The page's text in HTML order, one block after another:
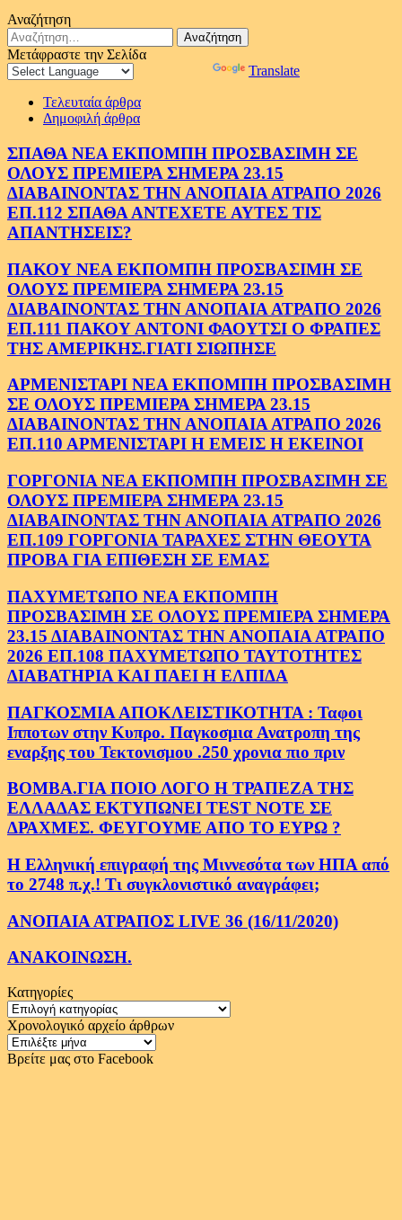
Αναζήτηση
Αναζήτηση
για:
Μετάφραστε την Σελίδα
Translate
Τελευταία άρθρα
Δημοφιλή άρθρα
ΣΠΑΘΑ ΝΕΑ ΕΚΠΟΜΠΗ ΠΡΟΣΒΑΣΙΜΗ ΣΕ
ΟΛΟΥΣ ΠΡΕΜΙΕΡΑ ΣΗΜΕΡΑ 23.15
ΔΙΑΒΑΙΝΟΝΤΑΣ ΤΗΝ ΑΝΟΠΑΙΑ ΑΤΡΑΠΟ 2026
ΕΠ.112 ΣΠΑΘΑ ΑΝΤΕΧΕΤΕ ΑΥΤΕΣ ΤΙΣ
ΑΠΑΝΤΗΣΕΙΣ?
ΠΑΚΟΥ ΝΕΑ ΕΚΠΟΜΠΗ ΠΡΟΣΒΑΣΙΜΗ ΣΕ
ΟΛΟΥΣ ΠΡΕΜΙΕΡΑ ΣΗΜΕΡΑ 23.15
ΔΙΑΒΑΙΝΟΝΤΑΣ ΤΗΝ ΑΝΟΠΑΙΑ ΑΤΡΑΠΟ 2026
ΕΠ.111 ΠΑΚΟΥ ΑΝΤΟΝΙ ΦΑΟΥΤΣΙ Ο ΦΡΑΠΕΣ
ΤΗΣ ΑΜΕΡΙΚΗΣ.ΓΙΑΤΙ ΣΙΩΠΗΣΕ
ΑΡΜΕΝΙΣΤΑΡΙ ΝΕΑ ΕΚΠΟΜΠΗ ΠΡΟΣΒΑΣΙΜΗ
ΣΕ ΟΛΟΥΣ ΠΡΕΜΙΕΡΑ ΣΗΜΕΡΑ 23.15
ΔΙΑΒΑΙΝΟΝΤΑΣ ΤΗΝ ΑΝΟΠΑΙΑ ΑΤΡΑΠΟ 2026
ΕΠ.110 ΑΡΜΕΝΙΣΤΑΡΙ Η ΕΜΕΙΣ Η ΕΚΕΙΝΟΙ
ΓΟΡΓΟΝΙΑ ΝΕΑ ΕΚΠΟΜΠΗ ΠΡΟΣΒΑΣΙΜΗ ΣΕ
ΟΛΟΥΣ ΠΡΕΜΙΕΡΑ ΣΗΜΕΡΑ 23.15
ΔΙΑΒΑΙΝΟΝΤΑΣ ΤΗΝ ΑΝΟΠΑΙΑ ΑΤΡΑΠΟ 2026
ΕΠ.109 ΓΟΡΓΟΝΙΑ ΤΑΡΑΧΕΣ ΣΤΗΝ ΘΕΟΥΤΑ
ΠΡΟΒΑ ΓΙΑ ΕΠΙΘΕΣΗ ΣΕ ΕΜΑΣ
ΠΑΧΥΜΕΤΩΠΟ ΝΕΑ ΕΚΠΟΜΠΗ
ΠΡΟΣΒΑΣΙΜΗ ΣΕ ΟΛΟΥΣ ΠΡΕΜΙΕΡΑ ΣΗΜΕΡΑ
23.15 ΔΙΑΒΑΙΝΟΝΤΑΣ ΤΗΝ ΑΝΟΠΑΙΑ ΑΤΡΑΠΟ
2026 ΕΠ.108 ΠΑΧΥΜΕΤΩΠΟ ΤΑΥΤΟΤΗΤΕΣ
ΔΙΑΒΑΤΗΡΙΑ ΚΑΙ ΠΑΕΙ Η ΕΛΠΙΔΑ
ΠΑΓΚΟΣΜΙΑ ΑΠΟΚΛΕΙΣΤΙΚΟΤΗΤΑ : Ταφοι
Ιπποτων στην Κυπρο. Παγκοσμια Ανατροπη της
εναρξης του Τεκτονισμου .250 χρονια πιο πριν
ΒΟΜΒΑ.ΓΙΑ ΠΟΙΟ ΛΟΓΟ Η ΤΡΑΠΕΖΑ ΤΗΣ
ΕΛΛΑΔΑΣ ΕΚΤΥΠΩΝΕΙ TEST NOTE ΣΕ
ΔΡΑΧΜΕΣ. ΦΕΥΓΟΥΜΕ ΑΠΟ ΤΟ ΕΥΡΩ ?
Η Ελληνική επιγραφή της Μιννεσότα των ΗΠΑ από
το 2748 π.χ.! Τι συγκλονιστικό αναγράφει;
ΑΝΟΠΑΙΑ ΑΤΡΑΠΟΣ LIVE 36 (16/11/2020)
ΑΝΑΚΟΙΝΩΣΗ.
Κατηγορίες
Κατηγορίες
Χρονολογικό αρχείο άρθρων
Χρονολογικό
αρχείο
Βρείτε μας στο Facebook